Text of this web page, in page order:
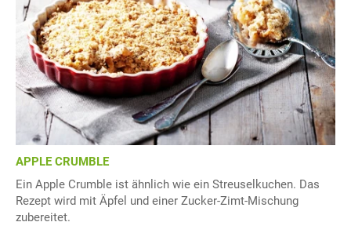
APPLE CRUMBLE
Ein Apple Crumble ist ähnlich wie ein Streuselkuchen. Das
Rezept wird mit Äpfel und einer Zucker-Zimt-Mischung
zubereitet.